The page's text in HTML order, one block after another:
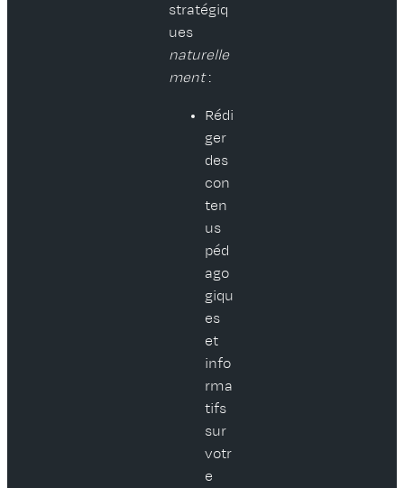
stratégiq
ues
naturelle
ment:
Rédi
ger
des
con
ten
us
péd
ago
giqu
es
et
info
rma
tifs
sur
votr
e